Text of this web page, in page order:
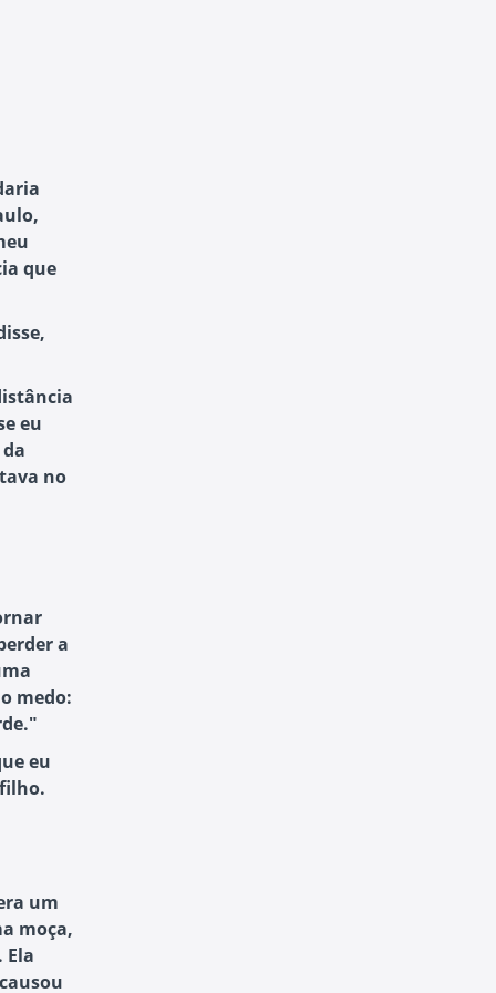
que
eu
no
a
medo:
eu
um
moça,
Ela